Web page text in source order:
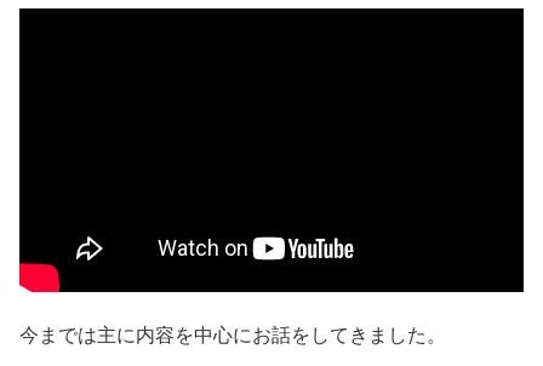
今までは主に内容を中心にお話をしてきました。